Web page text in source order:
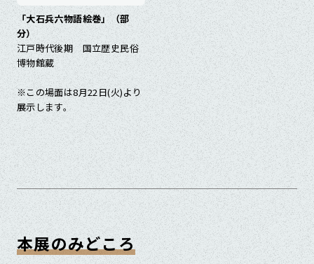
「大石兵六物語絵巻」（部
分）
江戸時代後期 国立歴史民俗
博物館蔵
※この場面は8月22日(火)より
展示します。
本展のみどころ